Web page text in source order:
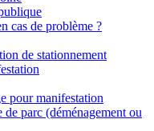
cas de problème ?
de stationnement
pour manifestation
de parc (déménagement ou